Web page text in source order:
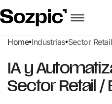
Home Industrias Sector
IA y
Sector Retail